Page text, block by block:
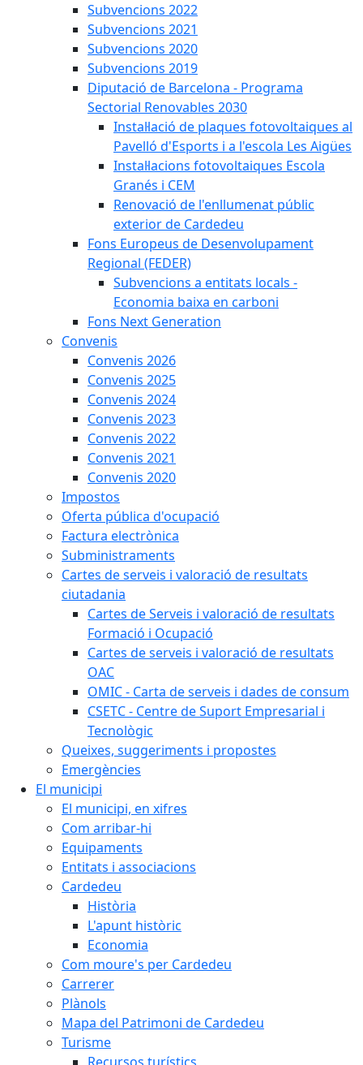
Subvencions 2022
Subvencions 2021
Subvencions 2020
Subvencions 2019
Diputació de Barcelona - Programa
Sectorial Renovables 2030
Instal·lació de plaques fotovoltaiques al
Pavelló d'Esports i a l'escola Les Aigües
Instal·lacions fotovoltaiques Escola
Granés i CEM
Renovació de l'enllumenat públic
exterior de Cardedeu
Fons Europeus de Desenvolupament
Regional (FEDER)
Subvencions a entitats locals -
Economia baixa en carboni
Fons Next Generation
Convenis
Convenis 2026
Convenis 2025
Convenis 2024
Convenis 2023
Convenis 2022
Convenis 2021
Convenis 2020
Impostos
Oferta pública d'ocupació
Factura electrònica
Subministraments
Cartes de serveis i valoració de resultats
ciutadania
Cartes de Serveis i valoració de resultats
Formació i Ocupació
Cartes de serveis i valoració de resultats
OAC
OMIC - Carta de serveis i dades de consum
CSETC - Centre de Suport Empresarial i
Tecnològic
Queixes, suggeriments i propostes
Emergències
El municipi
El municipi, en xifres
Com arribar-hi
Equipaments
Entitats i associacions
Cardedeu
Història
L'apunt històric
Economia
Com moure's per Cardedeu
Carrerer
Plànols
Mapa del Patrimoni de Cardedeu
Turisme